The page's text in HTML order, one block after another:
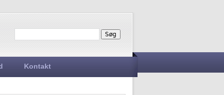
Søgefelt
Søg
Kontakt